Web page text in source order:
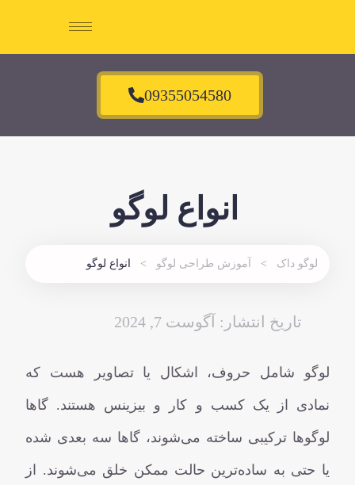
09355054580
انواع لوگو
لوگو داک آموزش طراحی لوگو انواع لوگو
تاریخ انتشار: آگوست 7, 2024
لوگو شامل حروف، اشکال یا تصاویر هست که
نمادی از یک کسب و کار و بیزینس هستند. گاها
لوگوها ترکیبی ساخته می‌شوند، گاها سه بعدی شده
یا حتی به ساده‌ترین حالت ممکن خلق می‌شوند. از